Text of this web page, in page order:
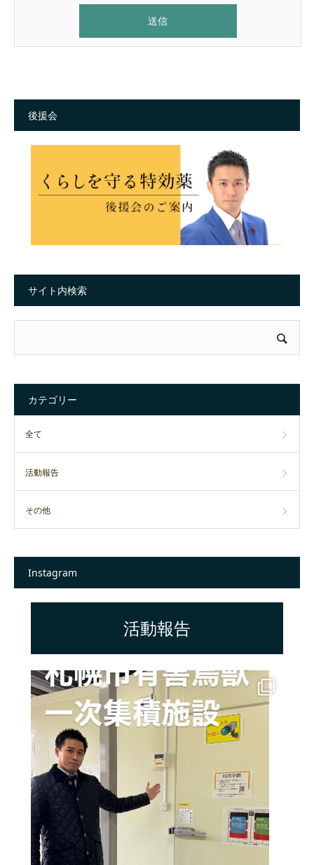
後援会
サイト内検索
カテゴリー
全て
活動報告
その他
Instagram